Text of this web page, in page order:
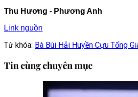
Thu Hương - Phương Anh
Link nguồn
Từ khóa: Bà Bùi Hải Huyền Cựu Tổng
Tin cùng chuyên mục